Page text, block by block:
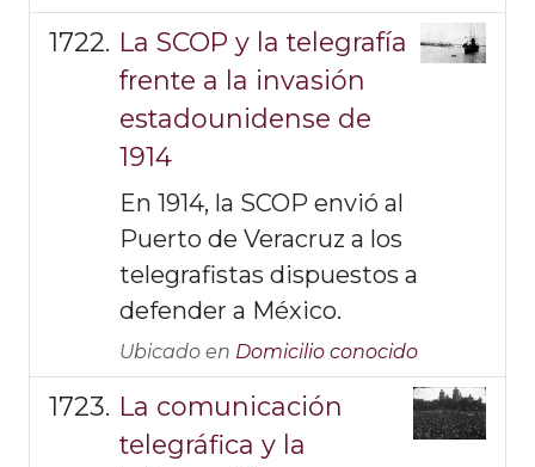
La SCOP y la telegrafía
frente a la invasión
estadounidense de
1914
En 1914, la SCOP envió al
Puerto de Veracruz a los
telegrafistas dispuestos a
defender a México.
Ubicado en Domicilio conocido
La comunicación
telegráfica y la